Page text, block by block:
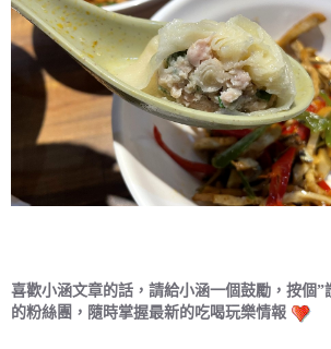
喜歡小涵文章的話，請給小涵一個鼓勵，按個”
的粉絲團，隨時掌握最新的吃喝玩樂情報